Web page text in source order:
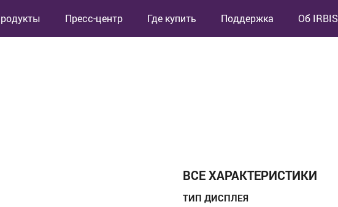
Пресс-центр Где купить Поддержка Об IRBIS
ВСЕ ХАРАКТЕРИСТИКИ
ТИП ДИСПЛЕЯ